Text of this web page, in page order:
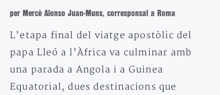
per Mercè Alonso Juan-Muns, corresponsal a Roma
L’etapa final del viatge apostòlic del
papa Lleó a l’Àfrica va culminar amb
una parada a Angola i a Guinea
Equatorial, dues destinacions que